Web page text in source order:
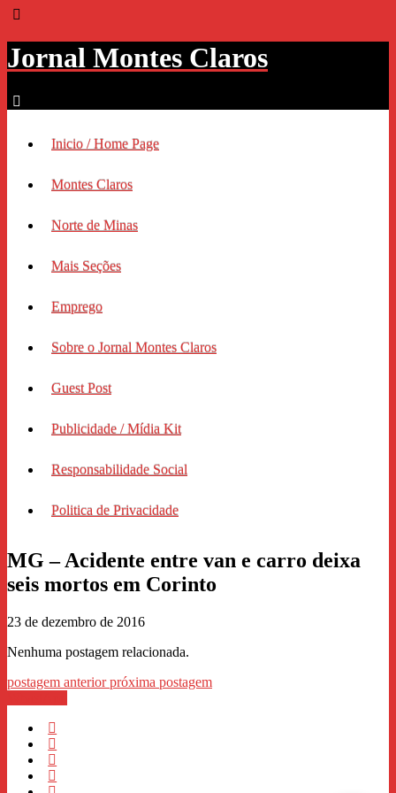
Jornal Montes Claros
Inicio / Home Page
Montes Claros
Norte de Minas
Mais Seções
Emprego
Sobre o Jornal Montes Claros
Guest Post
Publicidade / Mídia Kit
Responsabilidade Social
Politica de Privacidade
MG – Acidente entre van e carro deixa
seis mortos em Corinto
23 de dezembro de 2016
Nenhuma postagem relacionada.
postagem anteriorpróxima postagem